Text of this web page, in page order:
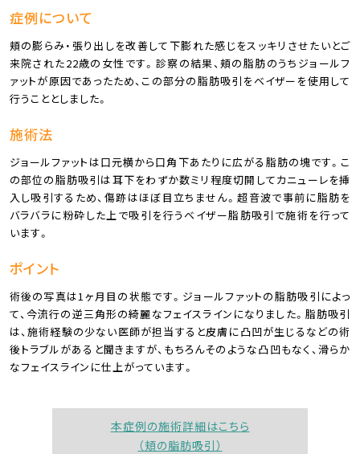
症例について
頬の膨らみ・張り出しを改善して下膨れた感じをスッキリさせたいとご
来院された22歳の女性です。診察の結果、頬の脂肪のうちジョールフ
ァットが原因であったため、この部分の脂肪吸引をベイザーを使用して
行うこととしました。
施術法
ジョールファットは口元横から口角下あたりに広がる脂肪の塊です。こ
の部位の脂肪吸引は耳下をわずか数ミリ程度切開してカニューレを挿
入し吸引するため、傷跡はほぼ目立ちません。超音波で事前に脂肪を
バラバラに粉砕した上で吸引を行うベイザー脂肪吸引で施術を行って
います。
ポイント
術後の写真は1ヶ月目の状態です。ジョールファットの脂肪吸引によっ
て、今流行の逆三角形の綺麗なフェイスラインになりました。脂肪吸引
は、施術経験の少ない医師が担当すると皮膚に凸凹が生じるなどの術
後トラブルがあると聞きますが、もちろんそのような凸凹もなく、滑らか
なフェイスラインに仕上がっています。
本症例の施術詳細はこちら
（頬の脂肪吸引）